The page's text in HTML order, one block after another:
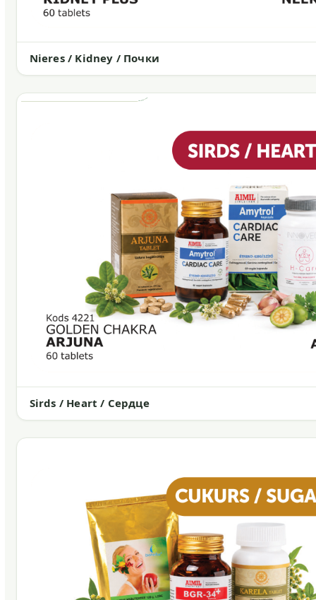
Nieres / Kidney / Почки
Sirds / Heart / Сердце